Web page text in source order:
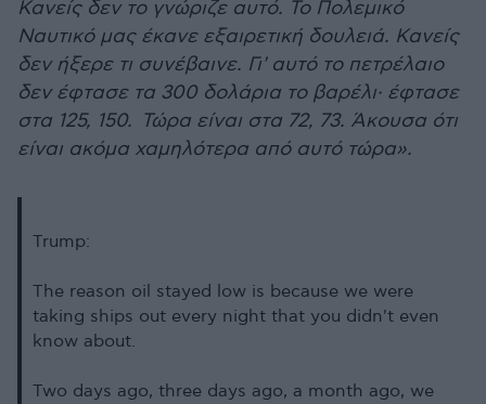
Κανείς δεν το γνώριζε αυτό. Το Πολεμικό
Ναυτικό μας έκανε εξαιρετική δουλειά. Κανείς
δεν ήξερε τι συνέβαινε. Γι' αυτό το πετρέλαιο
δεν έφτασε τα 300 δολάρια το βαρέλι· έφτασε
στα 125, 150. Τώρα είναι στα 72, 73. Άκουσα ότι
είναι ακόμα χαμηλότερα από αυτό τώρα».
Trump:
The reason oil stayed low is because we were
taking ships out every night that you didn't even
know about.
Two days ago, three days ago, a month ago, we